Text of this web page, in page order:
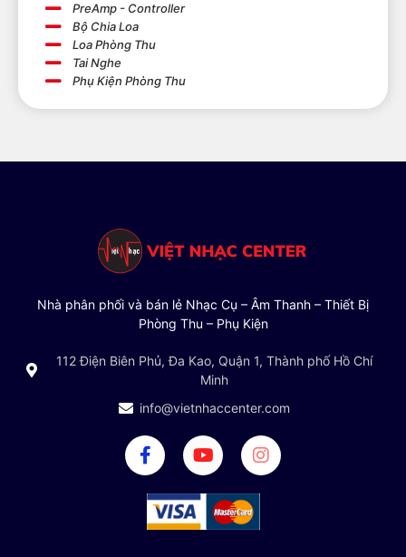
PreAmp - Controller
Bộ Chia Loa
Loa Phòng Thu
Tai Nghe
Phụ Kiện Phòng Thu
Nhà phân phối và bán lẻ Nhạc Cụ – Âm Thanh – Thiết Bị
Phòng Thu – Phụ Kiện
112 Điện Biên Phủ, Đa Kao, Quận 1, Thành phố Hồ Chí
Minh
info@vietnhaccenter.com